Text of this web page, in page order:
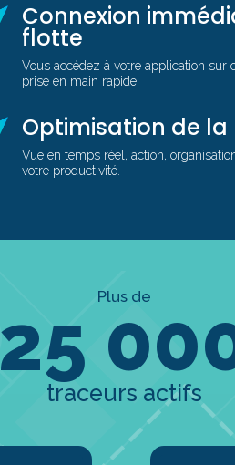
Connexion
flotte
Vous accédez à votre application sur
prise en main rapide.
Optimisation de la
Vue en temps réel, action,
votre productivité.
Plus de
25
traceurs actifs